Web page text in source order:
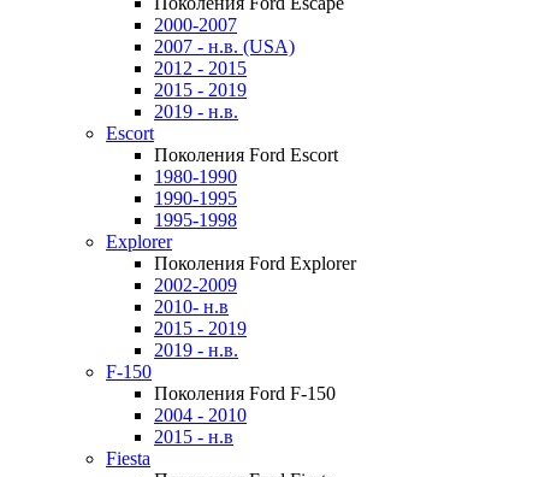
2000-2007
2007 - н.в. (USA)
2012 - 2015
2015 - 2019
2019 - н.в.
Escort
Поколения Ford Escort
1980-1990
1990-1995
1995-1998
Explorer
Поколения Ford Explorer
2002-2009
2010- н.в
2015 - 2019
2019 - н.в.
F-150
Поколения Ford F-150
2004 - 2010
2015 - н.в
Fiesta